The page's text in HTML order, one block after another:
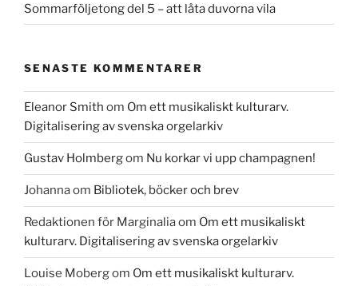
Sommarföljetong del 5 – att låta duvorna vila
SENASTE KOMMENTARER
Eleanor Smith om Om ett musikaliskt kulturarv.
Digitalisering av svenska orgelarkiv
Gustav Holmbergom Nu korkar vi upp champagnen!
Johannaom Bibliotek, böcker och brev
Redaktionen för Marginaliaom Om ett musikaliskt
kulturarv. Digitalisering av svenska orgelarkiv
Louise Mobergom Om ett musikaliskt kulturarv.